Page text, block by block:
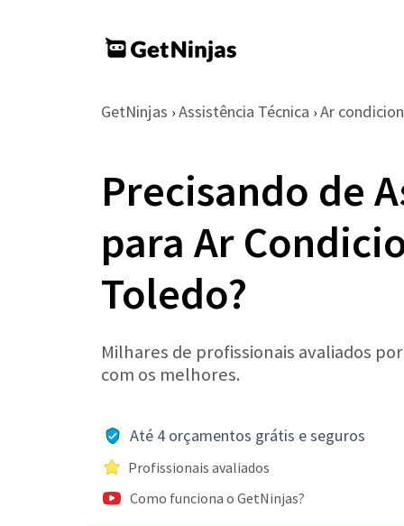
GetNinjas › Assistência Técnica › Ar
Precisando de
para Ar
Toledo?
Milhares de profissionais avaliados
com os melhores.
Até 4 orçamentos grátis e seguros
Profissionais avaliados
Como funciona o GetNinjas?